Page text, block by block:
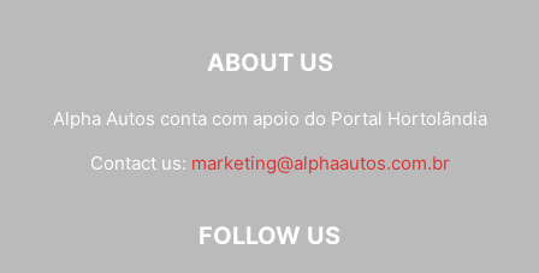
ABOUT US
Alpha Autos conta com apoio do Portal Hortolândia
Contact us: marketing@alphaautos.com.br
FOLLOW US